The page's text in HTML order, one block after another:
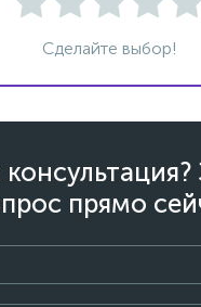
Сделайте выбор!
прямо